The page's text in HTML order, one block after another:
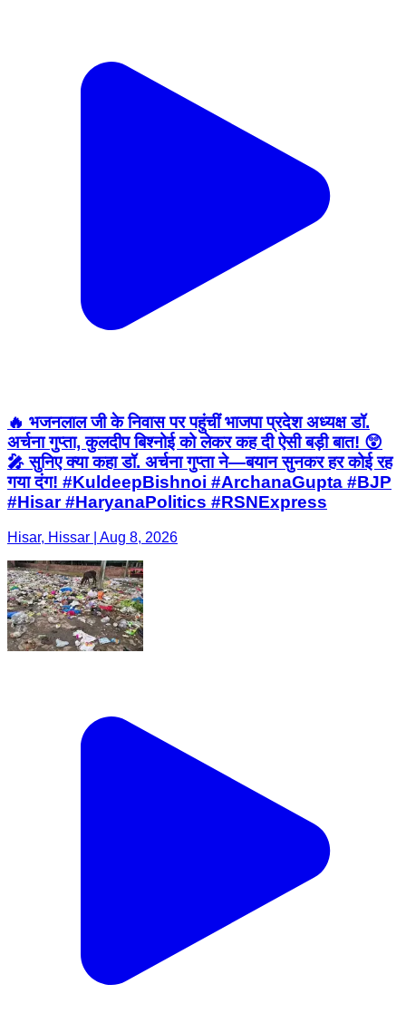
🔥 भजनलाल जी के निवास पर पहुंचीं भाजपा प्रदेश अध्यक्ष डॉ.
अर्चना गुप्ता, कुलदीप बिश्नोई को लेकर कह दी ऐसी बड़ी बात! 😲
🎤 सुनिए क्या कहा डॉ. अर्चना गुप्ता ने—बयान सुनकर हर कोई रह
गया दंग! #KuldeepBishnoi #ArchanaGupta #BJP
#Hisar #HaryanaPolitics #RSNExpress
Hisar, Hissar | Aug 8, 2026